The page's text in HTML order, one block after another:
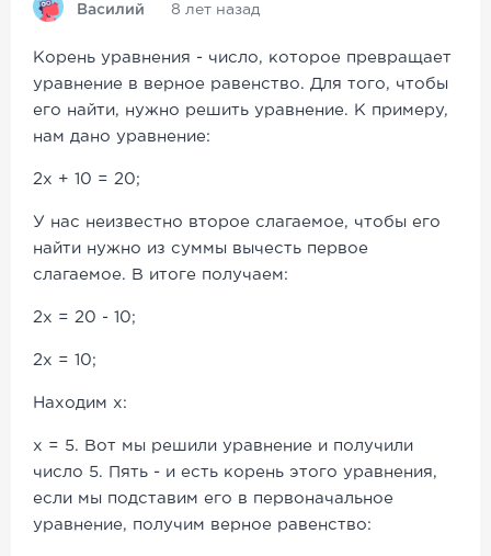
Василий 8 лет назад
Корень уравнения - число, которое превращает
уравнение в верное равенство. Для того, чтобы
его найти, нужно решить уравнение. К примеру,
нам дано уравнение:
2x + 10 = 20;
У нас неизвестно второе слагаемое, чтобы его
найти нужно из суммы вычесть первое
слагаемое. В итоге получаем:
2x = 20 - 10;
2x = 10;
Находим x:
x = 5. Вот мы решили уравнение и получили
число 5. Пять - и есть корень этого уравнения,
если мы подставим его в первоначальное
уравнение, получим верное равенство: